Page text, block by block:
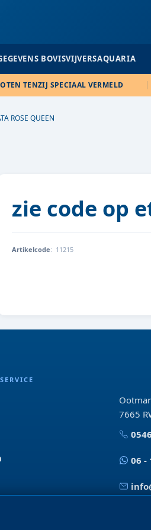
BOVISVIJVERSAQUARIA
TENZIJ SPECIAAL VERMELD
ROSE QUEEN
zie code op
Artikelcode: 11215
7665
06 -